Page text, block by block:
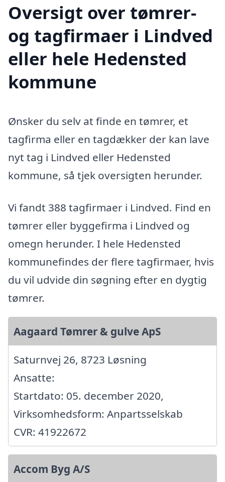
Oversigt over tømrer-
og tagfirmaer i Lindved
eller hele Hedensted
kommune
Ønsker du selv at finde en tømrer, et
tagfirma eller en tagdækker der kan lave
nyt tag i Lindved eller Hedensted
kommune, så tjek oversigten herunder.
Vi fandt 388 tagfirmaer i Lindved. Find en
tømrer eller byggefirma i Lindved og
omegn herunder. I hele Hedensted
kommunefindes der flere tagfirmaer, hvis
du vil udvide din søgning efter en dygtig
tømrer.
Aagaard Tømrer & gulve ApS
Saturnvej 26, 8723 Løsning
Ansatte:
Startdato: 05. december 2020,
Virksomhedsform: Anpartsselskab
CVR: 41922672
Accom Byg A/S